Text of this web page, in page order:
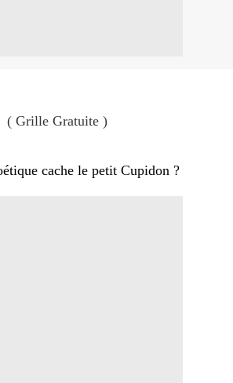
( Grille Gratuite )
cache le petit Cupidon ?